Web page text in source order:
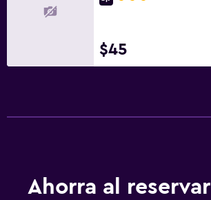
$45
Ahorra al reservar